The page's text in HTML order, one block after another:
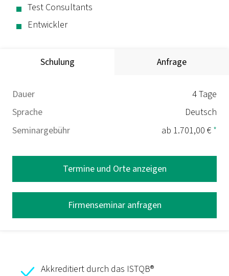
Schulung Anfrage
Dauer
4 Tage
Sprache
Deutsch
Seminargebühr
ab 1.701,00 € *
Termine und Orte anzeigen
Firmenseminar anfragen
Akkreditiert durch das ISTQB®
Test Consultants
Entwickler